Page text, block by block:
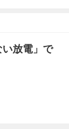
放電」で